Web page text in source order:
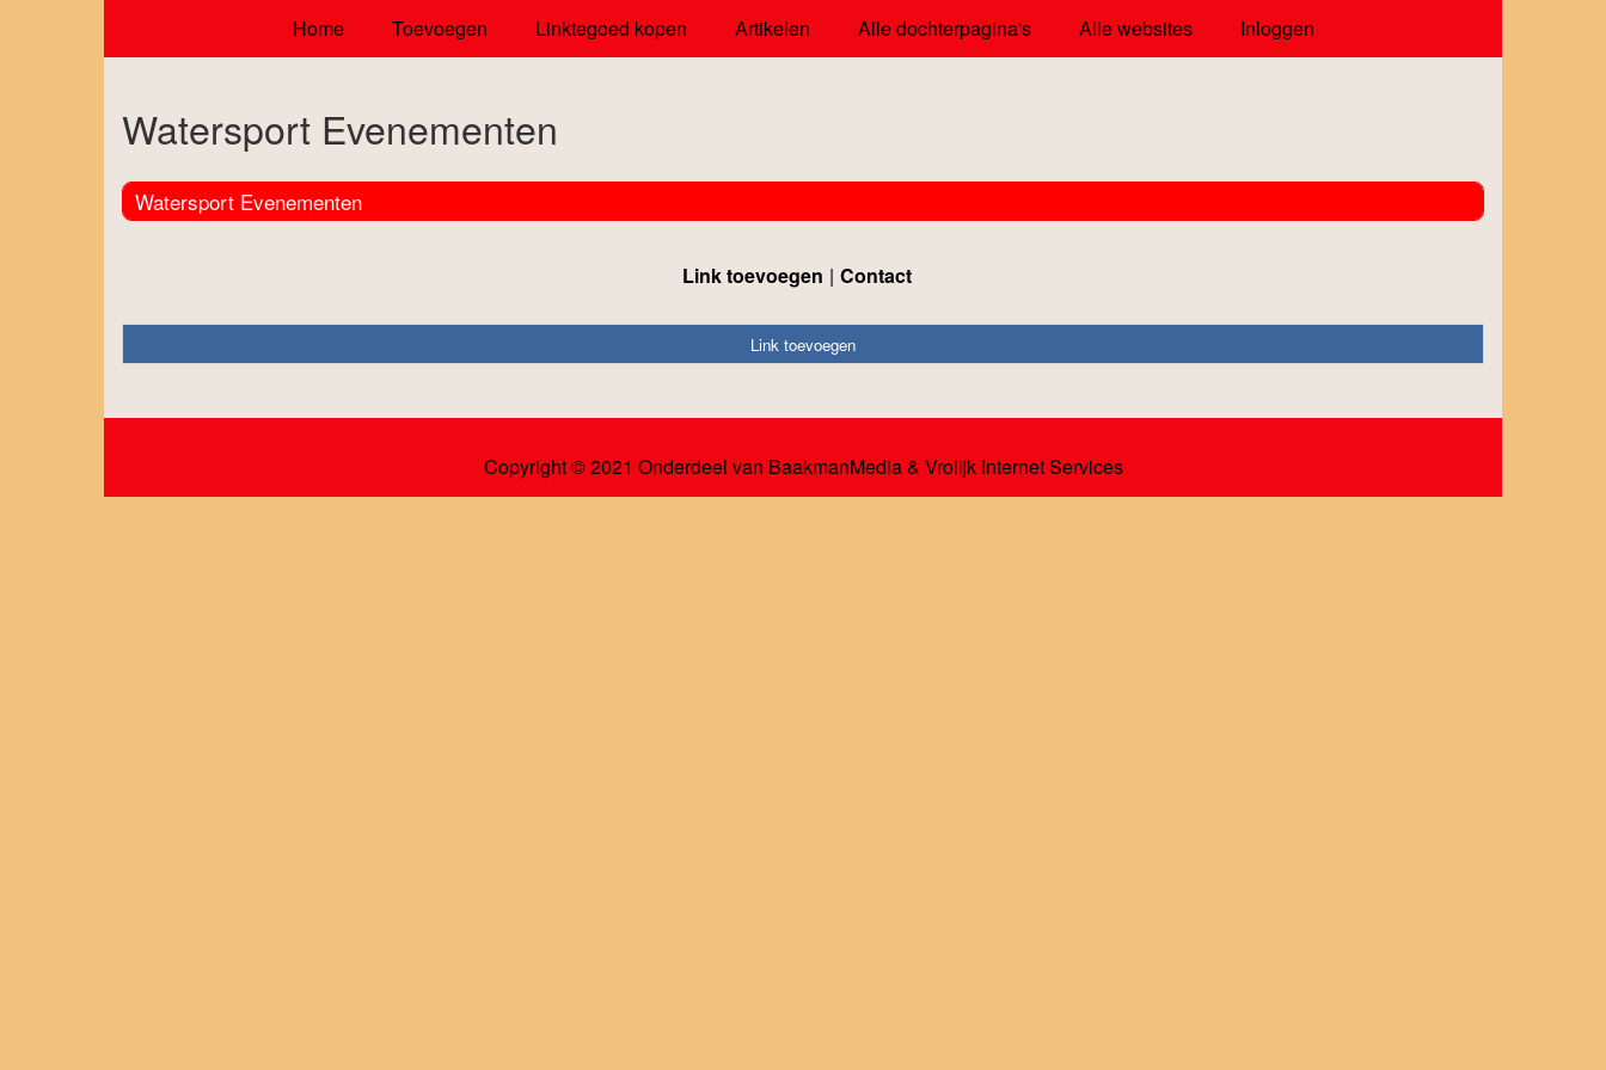
Home Toevoegen Linktegoed kopen Artikelen Alle dochterpagina's Alle websites Inloggen
Watersport Evenementen
Watersport Evenementen
Link toevoegen Contact
Link toevoegen
Copyright © 2021 Onderdeel van BaakmanMedia& Vrolijk Internet Services